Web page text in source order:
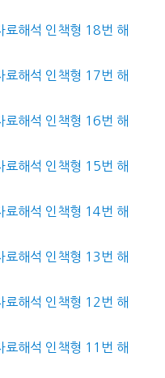
료해석 인책형 18번 해
료해석 인책형 17번 해
료해석 인책형 16번 해
료해석 인책형 15번 해
료해석 인책형 14번 해
료해석 인책형 13번 해
료해석 인책형 12번 해
료해석 인책형 11번 해